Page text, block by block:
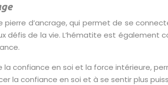
pierre d’ancrage, qui permet de se
défis de la vie. L’hématite est
la confiance en soi et la force intérieure,
la confiance en soi et à se sentir plus